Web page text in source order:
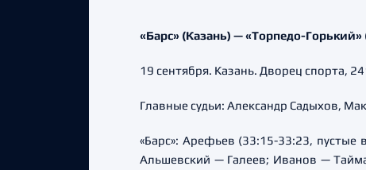
«Барс» (Казань) — «Торпедо-
19 сентября. Казань. Дворец спорта,
Главные судьи: Александр Садыхов,
«Барс»: Арефьев (33:15-33:23,
Альшевский — Галеев; Иванов —